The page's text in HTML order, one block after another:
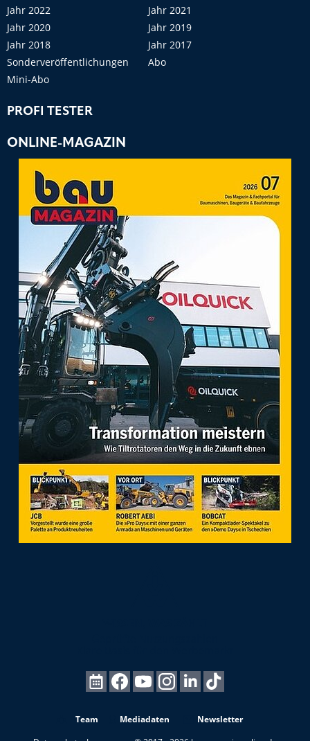
Jahr 2022
Jahr 2021
Jahr 2020
Jahr 2019
Jahr 2018
Jahr 2017
Sonderveröffentlichungen
Abo
Mini-Abo
PROFI TESTER
ONLINE-MAGAZIN
Team Mediadaten
Newsletter